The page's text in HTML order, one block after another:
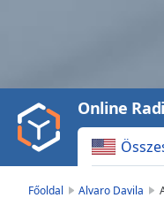
Video
Play
Backward
Skip
Online
Főoldal Alvaro Davila